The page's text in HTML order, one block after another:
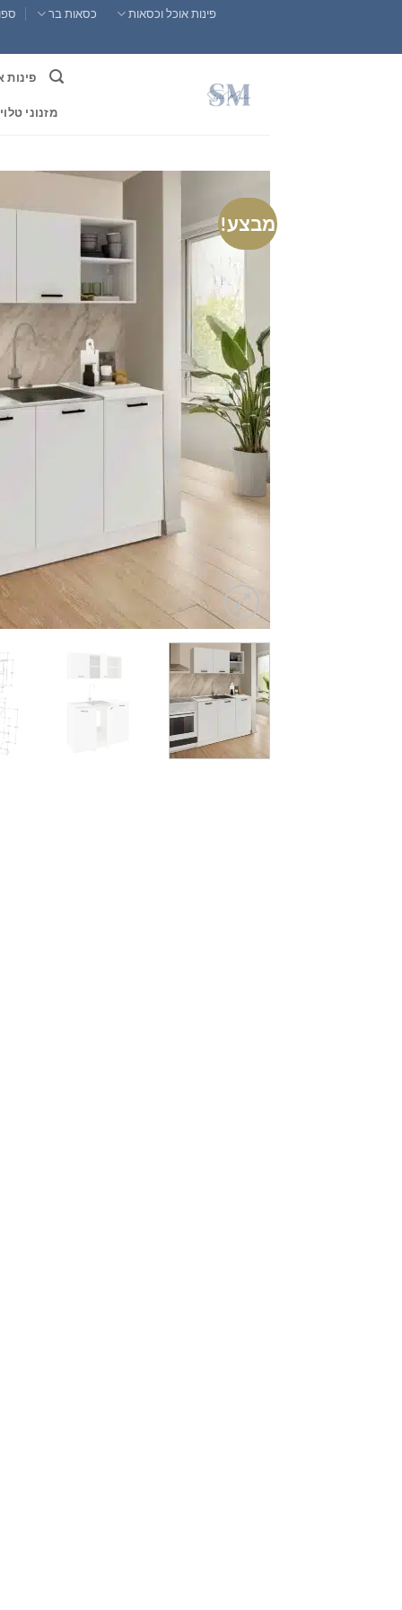
content
פינות אוכל וכסאות כסאות בר
פינות
מזנוני
מבצע!